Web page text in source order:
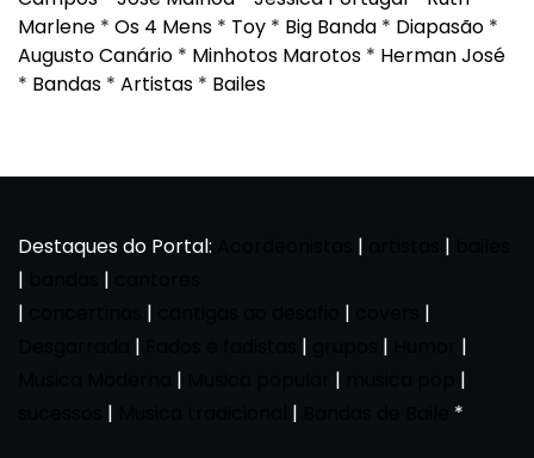
Marlene * Os 4 Mens * Toy * Big Banda * Diapasão *
Augusto Canário * Minhotos Marotos * Herman José
* Bandas * Artistas * Bailes
Destaques do Portal: | |
|
|
|
| |
|
| | |
|
| |
|
| | *